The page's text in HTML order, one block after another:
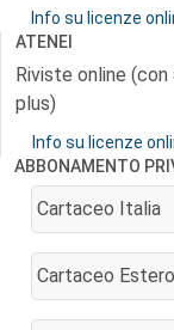
Info su licenze
ATENEI
Riviste online
plus)
Info su licenze
ABBONAMENTO
Cartaceo Italia
AGGIUNGI AL
Cartaceo Estero
AGGIUNGI AL